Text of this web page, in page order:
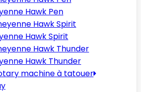
Hawk Pen
Hawk Spirit
Hawk Thunder
machine à tatouer